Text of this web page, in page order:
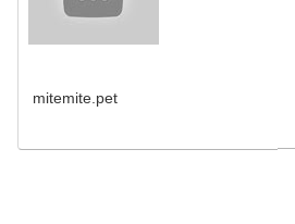
mitemite.pet